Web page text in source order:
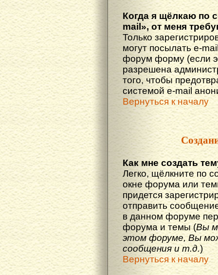
Когда я щёлкаю по
mail», от меня
Только
могут посылать e-
форум форму (если
разрешена
того, чтобы
системой e-mail
Вернуться к началу
Как мне создать
Легко, щёлкните по
окне форума или
придется
отправить
в данном форуме
форума и темы (Вы
этом форуме, Вы
сообщения и т.д.)
Вернуться к началу